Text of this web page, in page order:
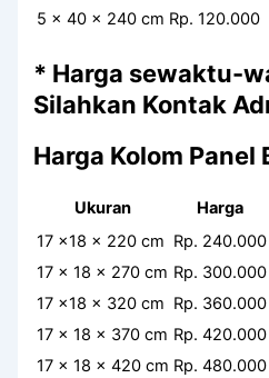
5 x 40 x 240 cm Rp. 120.000
* Harga sewaktu-
Silahkan Kontak
Harga Kolom Panel
Ukuran
Harga
17 x18 x 220 cm Rp. 240.000
17 x 18 x 270 cm Rp. 300.000
17 x18 x 320 cm Rp. 360.000
17 x 18 x 370 cm Rp. 420.000
17 x 18 x 420 cm Rp. 480.000